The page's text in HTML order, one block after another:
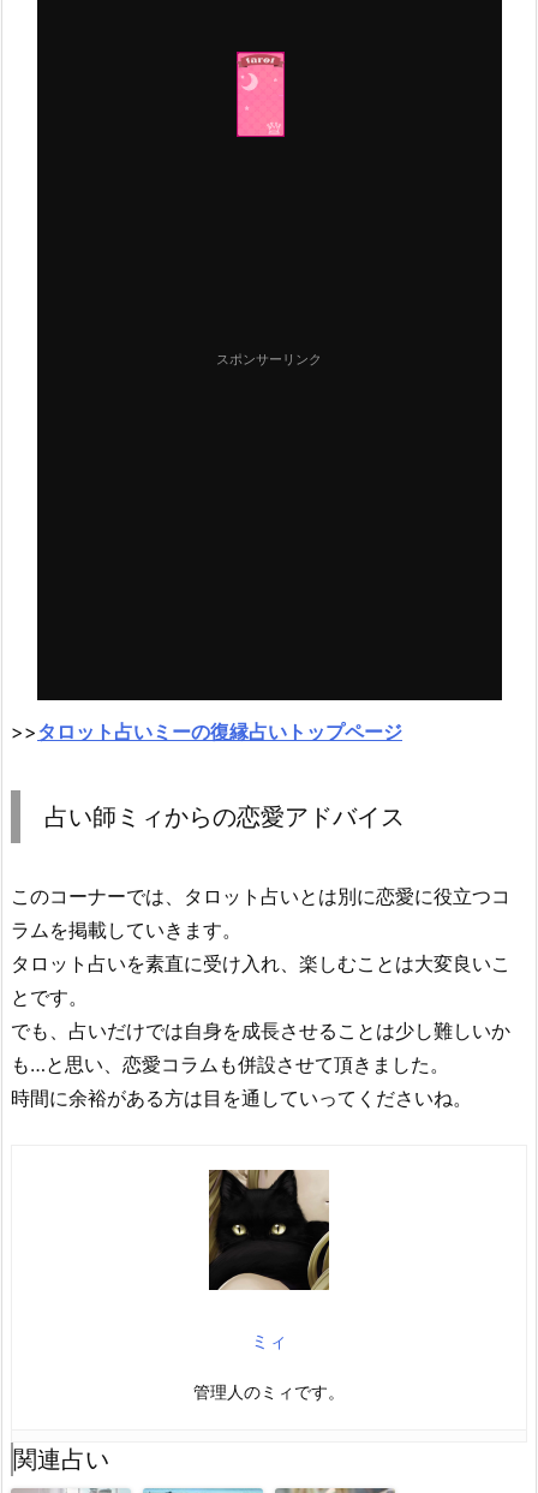
スポンサーリンク
>>タロット占いミーの復縁占いトップページ
占い師ミィからの恋愛アドバイス
このコーナーでは、タロット占いとは別に恋愛に役立つコ
ラムを掲載していきます。
タロット占いを素直に受け入れ、楽しむことは大変良いこ
とです。
でも、占いだけでは自身を成長させることは少し難しいか
も…と思い、恋愛コラムも併設させて頂きました。
時間に余裕がある方は目を通していってくださいね。
ミィ
管理人のミィです。
関連占い